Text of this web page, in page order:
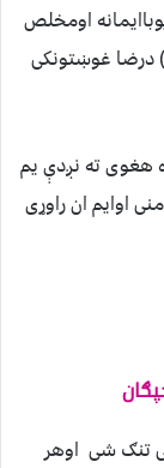
اومخلص
درضا غوښتونکی
هغوی ته نږدې یم
اوایم ان راوړی
تنګ شی اوهر